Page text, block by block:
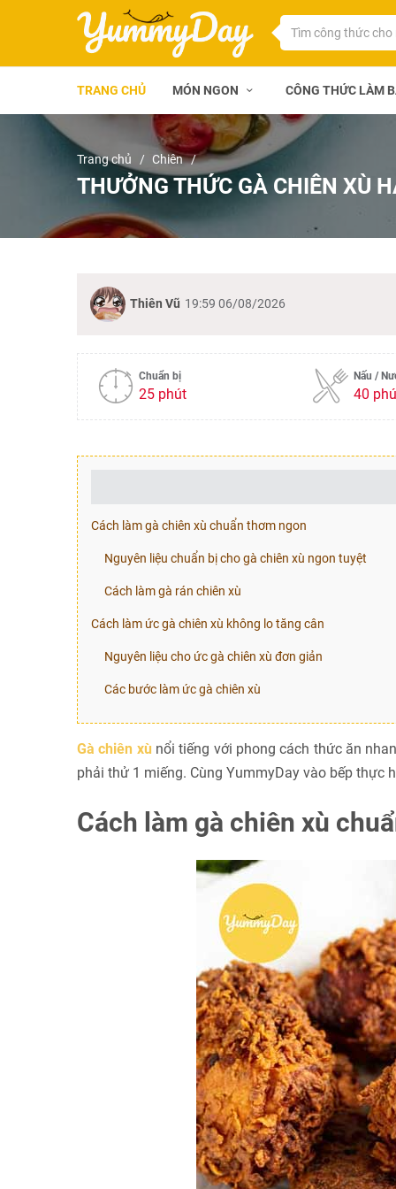
TRANG CHỦ MÓN NGON CÔNG THỨC LÀM
Trang chủ Chiên
THƯỞNG THỨC GÀ CHIÊN XÙ
Thiên Vũ 19:59 06/08/2026
Chuẩn bị
25 phút
Nấu /
40
Cách làm gà chiên xù chuẩn thơm ngon
Nguyên liệu chuẩn bị cho gà chiên xù ngon tuyệt
Cách làm gà rán chiên xù
Cách làm ức gà chiên xù không lo tăng cân
Nguyên liệu cho ức gà chiên xù đơn giản
Các bước làm ức gà chiên xù
Gà chiên xù nổi tiếng với phong cách thức ăn
phải thử 1 miếng. Cùng YummyDay vào bếp thực
Cách làm gà chiên xù